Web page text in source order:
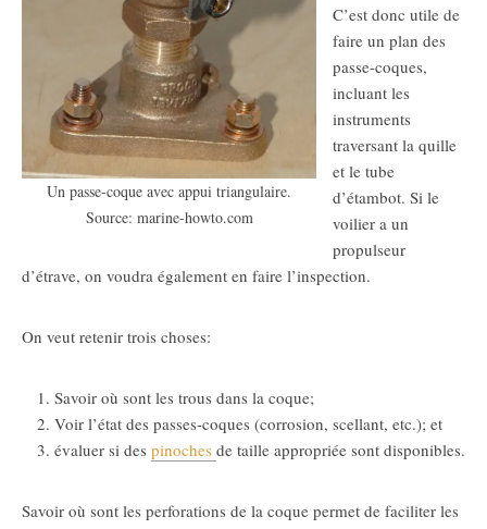
Un passe-coque avec appui triangulaire.
Source: marine-howto.com
C’est donc utile de
faire un plan des
passe-coques,
incluant les
instruments
traversant la quille
et le tube
d’étambot. Si le
voilier a un
propulseur
d’étrave, on voudra également en faire l’inspection.
On veut retenir trois choses:
Savoir où sont les trous dans la coque;
Voir l’état des passes-coques (corrosion, scellant, etc.); et
évaluer si des pinoches de taille appropriée sont disponibles.
Savoir où sont les perforations de la coque permet de faciliter les